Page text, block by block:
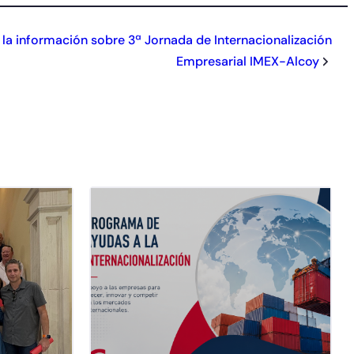
la información sobre 3ª Jornada de Internacionalización
Empresarial IMEX-Alcoy